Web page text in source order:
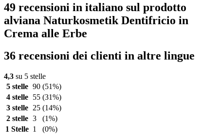
49 recensioni in italiano sul prodotto
alviana Naturkosmetik Dentifricio in
Crema alle Erbe
36 recensioni dei clienti in altre lingue
4,3 su 5 stelle
5 stelle 90 (51%)
4 stelle
55 (31%)
3 stelle
25 (14%)
2 stelle 3
(1%)
1 Stelle 1 (0%)